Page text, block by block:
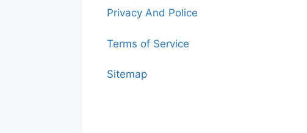
Privacy And Police
Terms of Service
Sitemap